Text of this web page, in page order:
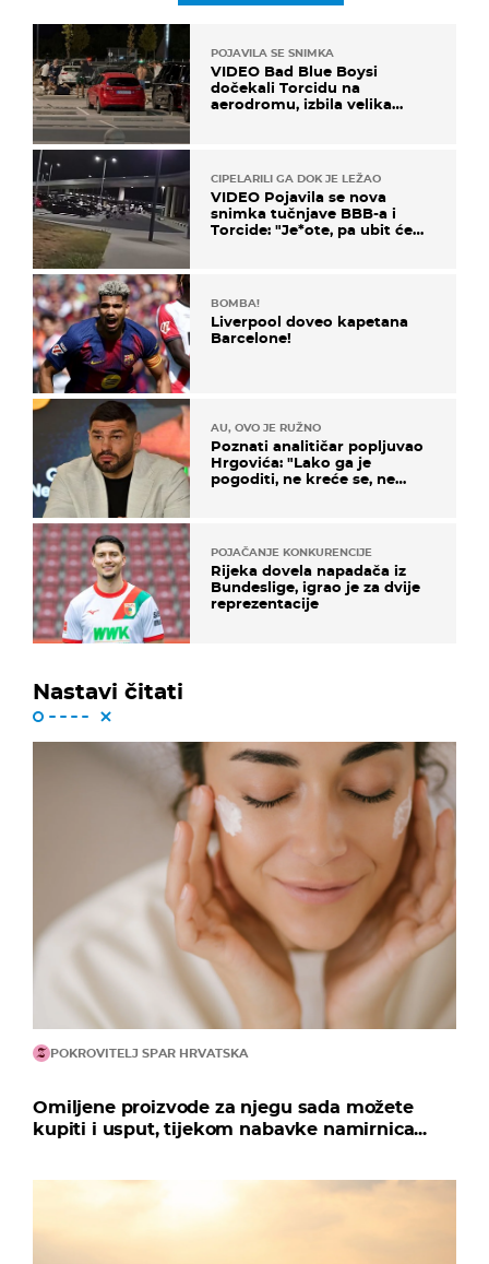
POJAVILA SE SNIMKA
VIDEO Bad Blue Boysi
dočekali Torcidu na
aerodromu, izbila velika
CIPELARILI GA DOK JE LEŽAO
VIDEO Pojavila se nova
snimka tučnjave BBB-a i
Torcide: "Je*ote, pa ubit će
BOMBA!
Liverpool doveo kapetana
Barcelone!
AU, OVO JE RUŽNO
Poznati analitičar popljuvao
Hrgovića: "Lako ga je
pogoditi, ne kreće se, ne
POJAČANJE KONKURENCIJE
Rijeka dovela napadača iz
Bundeslige, igrao je za dvije
reprezentacije
Nastavi čitati
POKROVITELJ SPAR HRVATSKA
Omiljene proizvode za njegu sada možete
kupiti i usput, tijekom nabavke namirnica...